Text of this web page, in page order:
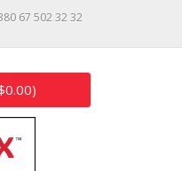
67 502 32 32